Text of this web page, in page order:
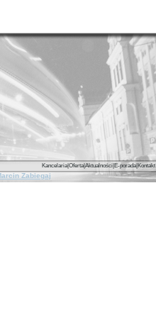
Kancelaria|Oferta|Aktualności E-porada| Kontakt
Zabiegaj